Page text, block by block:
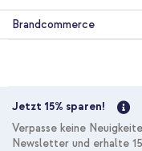
Brandcommerce
Jetzt 15% sparen!
Verpasse keine
Newsletter und erhalte